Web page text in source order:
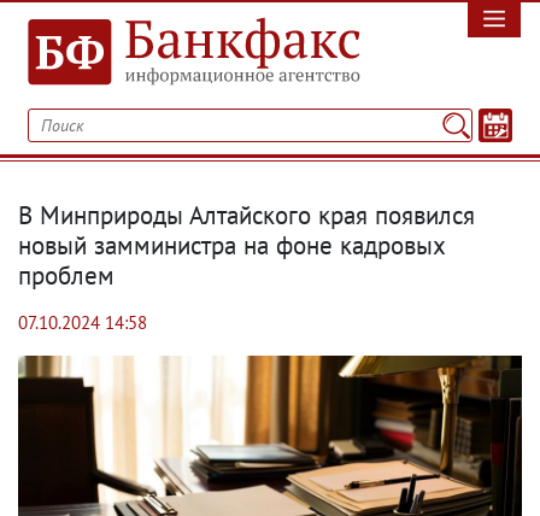
В Минприроды Алтайского края появился
новый замминистра на фоне кадровых
проблем
07.10.2024 14:58